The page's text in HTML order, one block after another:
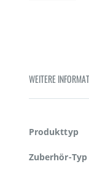
WEITERE
Weitere
Produkttyp
Zuberhör-Typ